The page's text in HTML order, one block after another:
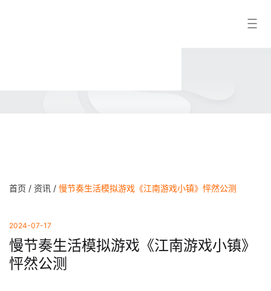
首页 / 资讯 / 慢节奏生活模拟游戏《江南游戏小镇》怦然公测
2024-07-17
慢节奏生活模拟游戏《江南游戏小镇》
怦然公测